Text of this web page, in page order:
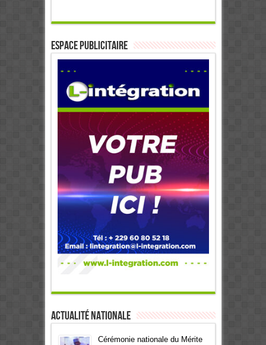
ESPACE PUBLICITAIRE
Actualité Nationale
Cérémonie nationale du Mérite